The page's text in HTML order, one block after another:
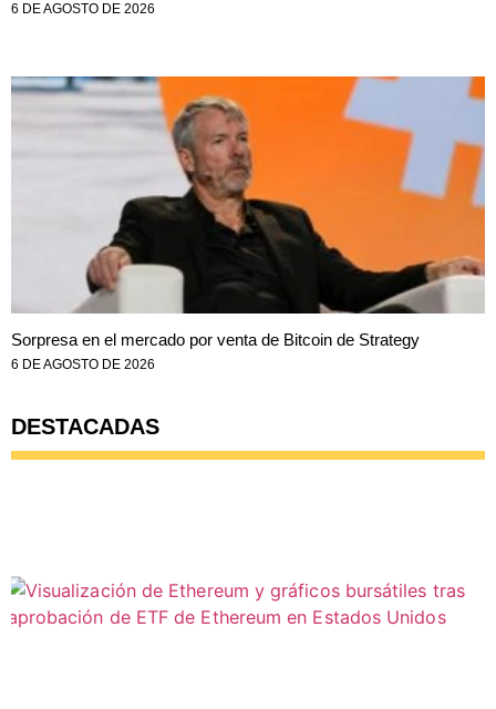
6 DE AGOSTO DE 2026
Sorpresa en el mercado por venta de Bitcoin de Strategy
6 DE AGOSTO DE 2026
DESTACADAS